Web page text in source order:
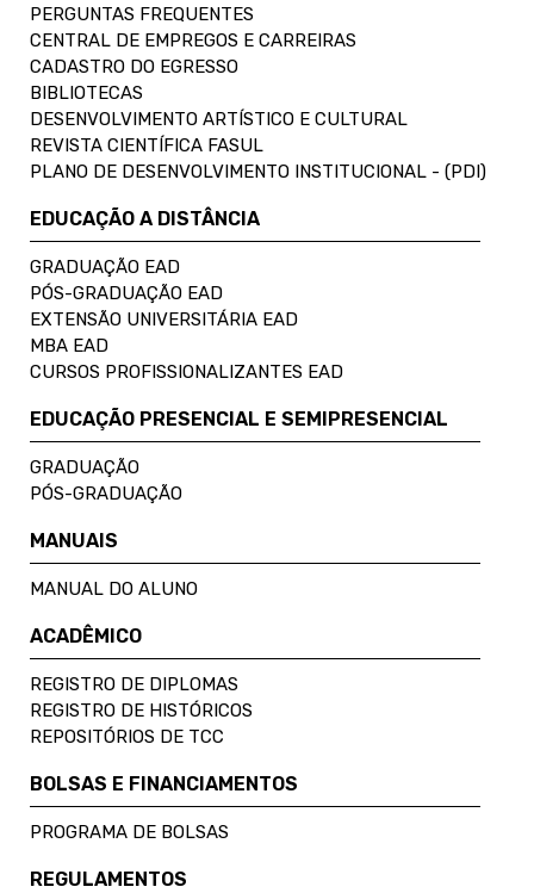
PERGUNTAS FREQUENTES
CENTRAL DE EMPREGOS E CARREIRAS
CADASTRO DO EGRESSO
BIBLIOTECAS
DESENVOLVIMENTO ARTÍSTICO E CULTURAL
REVISTA CIENTÍFICA FASUL
PLANO DE DESENVOLVIMENTO INSTITUCIONAL - (PDI)
EDUCAÇÃO A DISTÂNCIA
GRADUAÇÃO EAD
PÓS-GRADUAÇÃO EAD
EXTENSÃO UNIVERSITÁRIA EAD
MBA EAD
CURSOS PROFISSIONALIZANTES EAD
EDUCAÇÃO PRESENCIAL E SEMIPRESENCIAL
GRADUAÇÃO
PÓS-GRADUAÇÃO
MANUAIS
MANUAL DO ALUNO
ACADÊMICO
REGISTRO DE DIPLOMAS
REGISTRO DE HISTÓRICOS
REPOSITÓRIOS DE TCC
BOLSAS E FINANCIAMENTOS
PROGRAMA DE BOLSAS
REGULAMENTOS